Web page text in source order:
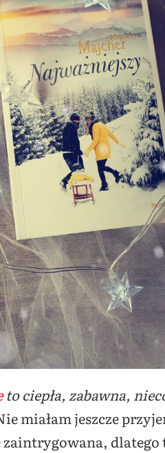
to ciepła, zabawna,
miałam jeszcze